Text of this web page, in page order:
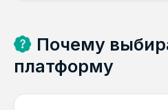
Почему
платформу